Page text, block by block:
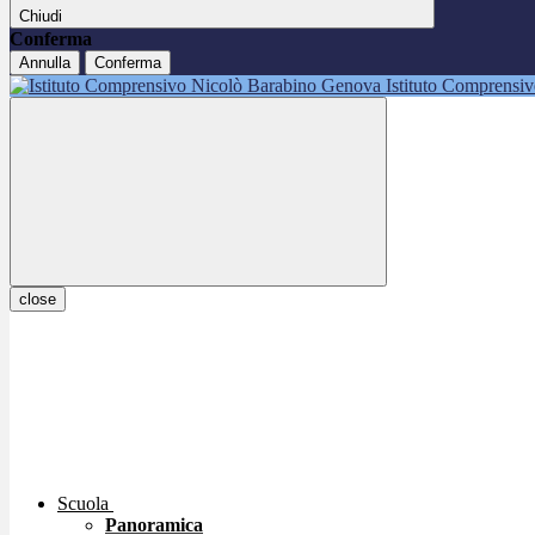
Chiudi
Conferma
Annulla Conferma
Istituto
close
Scuola
Panoramica